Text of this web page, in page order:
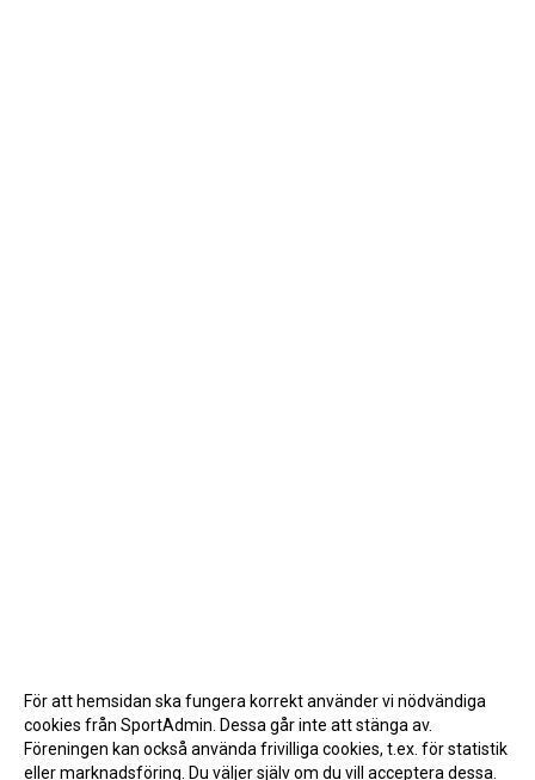
För att hemsidan ska fungera korrekt använder vi nödvändiga
cookies från SportAdmin. Dessa går inte att stänga av.
Föreningen kan också använda frivilliga cookies, t.ex. för statistik
eller marknadsföring. Du väljer själv om du vill acceptera dessa.